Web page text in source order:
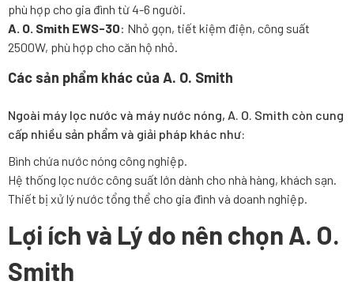
phù hợp cho gia đình từ 4-6 người.
A. O. Smith EWS-30: Nhỏ gọn, tiết kiệm điện, công suất
2500W, phù hợp cho căn hộ nhỏ.
Các sản phẩm khác của A. O. Smith
Ngoài máy lọc nước và máy nước nóng, A. O. Smith còn cung
cấp nhiều sản phẩm và giải pháp khác như:
Bình chứa nước nóng công nghiệp.
Hệ thống lọc nước công suất lớn dành cho nhà hàng, khách sạn.
Thiết bị xử lý nước tổng thể cho gia đình và doanh nghiệp.
Lợi ích và Lý do nên chọn A. O.
Smith